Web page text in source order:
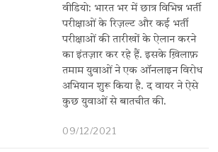
वीडियो: भारत भर में छात्र विभिन्न भर्ती
परीक्षाओं के रिज़ल्ट और कई भर्ती
परीक्षाओं की तारीखों के ऐलान करने
का इंतज़ार कर रहे हैं. इसके ख़िलाफ़
तमाम युवाओं ने एक ऑनलाइन विरोध
अभियान शुरू किया है. द वायर ने ऐसे
कुछ युवाओं से बातचीत की.
09/12/2021